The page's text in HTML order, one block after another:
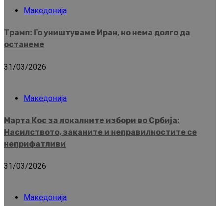
Македонија
Трамп: Го уништуваме Иран, но нема долго да
останеме
31/03/2026
Македонија
Марта Кос за локалните избори во Србија:
Насилството, заканите и неправилностите се
неприфатливи
31/03/2026
Македонија